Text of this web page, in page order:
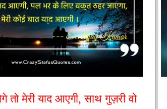
तो मेरी याद आएगी, साथ गुज़री वो